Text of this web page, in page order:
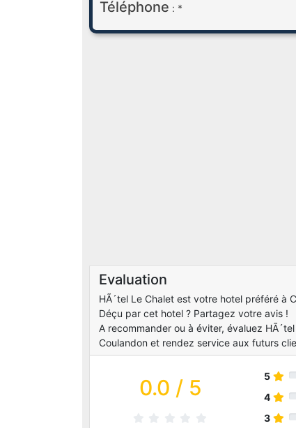
Téléphone : *
Evaluation
HÃ´tel Le Chalet est votre hotel préféré à
Déçu par cet hotel ? Partagez votre avis !
A recommander ou à éviter, évaluez
Coulandon et rendez service aux futurs
0.0 / 5 5
4
3